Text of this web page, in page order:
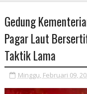
Gedung
Pagar Laut
Taktik Lama
Minggu, Februari 09,